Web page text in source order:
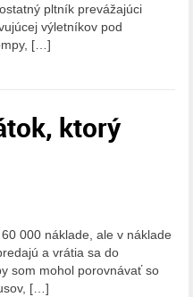
pltník prevážajúci
výletníkov pod
[…]
ktorý
000 náklade, ale v náklade
a vrátia sa do
som mohol porovnávať so
[…]